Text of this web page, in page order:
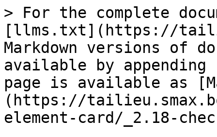
> For the complete
[llms.txt](https://
Markdown versions of
available by
page is available as
(https://
element-card/_2.18-